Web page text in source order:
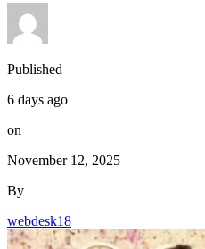
Published
6 days ago
on
November 12, 2025
By
webdesk18